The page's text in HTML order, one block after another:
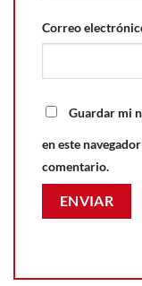
Correo
Guardar mi
en este
comentario.